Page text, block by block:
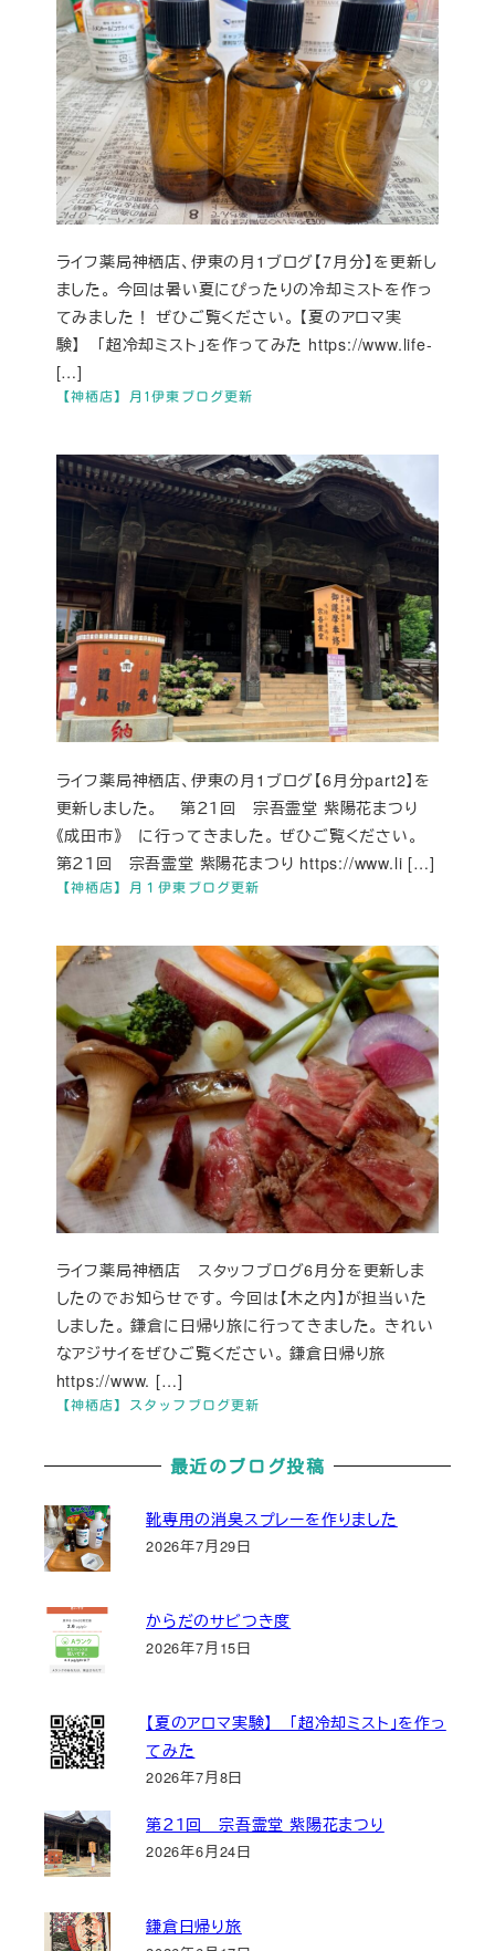
【神栖店】月1伊東ブログ更新
ライフ薬局神栖店、伊東の月1ブログ【7月分】を更新し
ました。 今回は暑い夏にぴったりの冷却ミストを作っ
てみました！ ぜひご覧ください。 【夏のアロマ実
験】 「超冷却ミスト」を作ってみた https://www.life-
[…]
【神栖店】月１伊東ブログ更新
ライフ薬局神栖店、伊東の月1ブログ【6月分part2】を
更新しました。 第２１回 宗吾霊堂 紫陽花まつり
《成田市》 に行ってきました。 ぜひご覧ください。
第２１回 宗吾霊堂 紫陽花まつり https://www.li […]
【神栖店】スタッフブログ更新
ライフ薬局神栖店 スタッフブログ6月分を更新しま
したのでお知らせです。 今回は【木之内】が担当いた
しました。 鎌倉に日帰り旅に行ってきました。 きれい
なアジサイをぜひご覧ください。 鎌倉日帰り旅
https://www. […]
最近のブログ投稿
靴専用の消臭スプレーを作りました
2026年7月29日
からだのサビつき度
2026年7月15日
【夏のアロマ実験】 「超冷却ミスト」を作っ
てみた
2026年7月8日
第２１回 宗吾霊堂 紫陽花まつり
2026年6月24日
鎌倉日帰り旅